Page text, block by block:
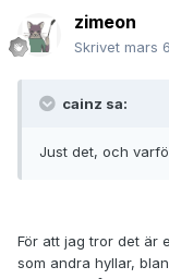
zimeon
Skrivet mars
cainz sa:
Just det, och
För att jag tror det är
som andra hyllar,